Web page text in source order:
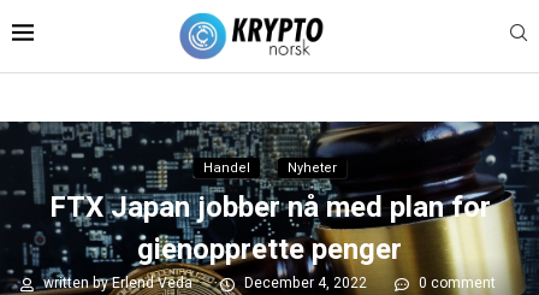
Handel Nyheter
FTX Japan jobber nå med plan for
gienopprette penger
written byErlend Veda December 4, 2022
0 comment